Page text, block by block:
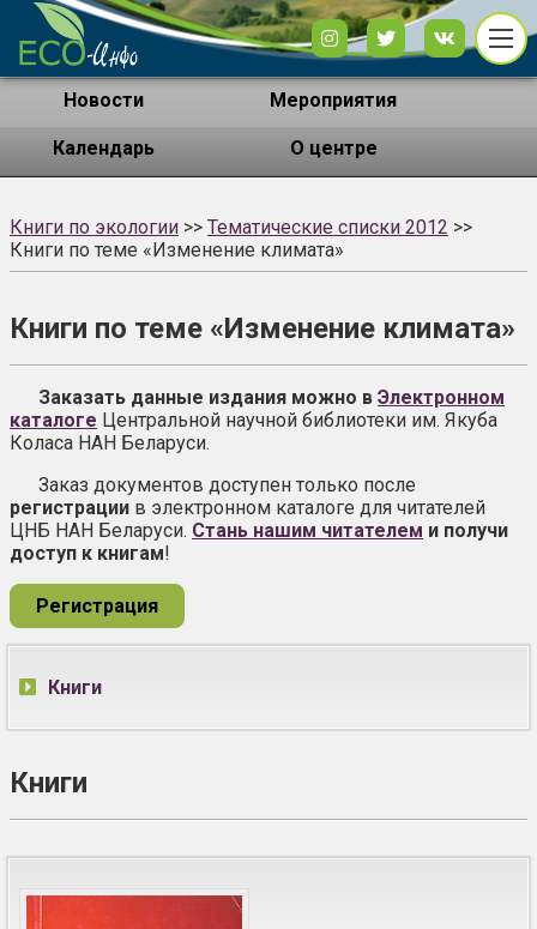
Новости Мероприятия
Календарь О центре
Книги по экологии >> Тематические списки 2012 >>
Книги по теме «Изменение климата»
Книги по теме «Изменение климата»
Заказать данные издания можно в Электронном
каталоге Центральной научной библиотеки им. Якуба
Коласа НАН Беларуси.
Заказ документов доступен только после
регистрации в электронном каталоге для читателей
ЦНБ НАН Беларуси. Стань нашим читателем и получи
доступ к книгам!
Регистрация
Книги
Книги